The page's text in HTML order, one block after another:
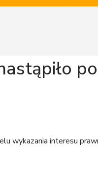
wykazania interesu